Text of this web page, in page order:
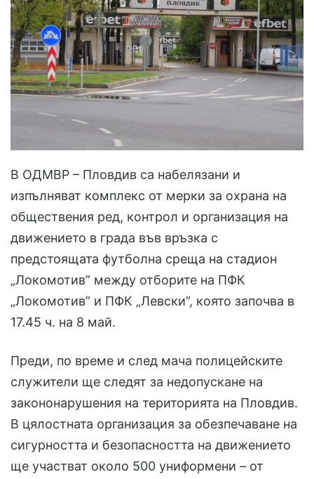
В ОДМВР – Пловдив са набелязани и
изпълняват комплекс от мерки за охрана на
обществения ред, контрол и организация на
движението в града във връзка с
предстоящата футболна среща на стадион
„Локомотив” между отборите на ПФК
„Локомотив” и ПФК „Левски”, която започва в
17.45 ч. на 8 май.
Преди, по време и след мача полицейските
служители ще следят за недопускане на
закононарушения на територията на Пловдив.
В цялостната организация за обезпечаване на
сигурността и безопасността на движението
ще участват около 500 униформени – от